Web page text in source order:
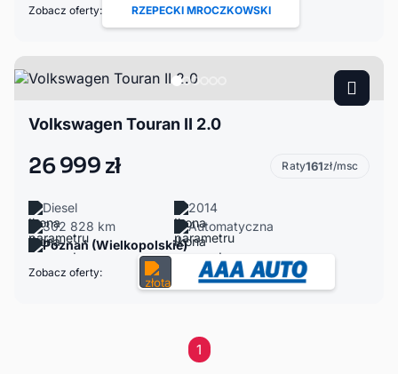
Zobacz oferty: RZEPECKI MROCZKOWSKI
Volkswagen Touran II 2.0
26 999 zł Raty161zł/msc
Diesel
2014
302 828 km
Automatyczna
Poznań (Wielkopolskie)
Zobacz oferty:
1